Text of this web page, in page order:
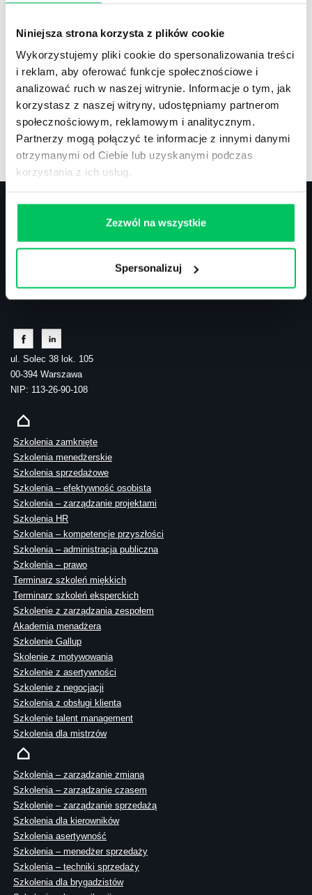
Niniejsza strona korzysta z plików cookie
Wykorzystujemy pliki cookie do spersonalizowania treści
i reklam, aby oferować funkcje społecznościowe i
analizować ruch w naszej witrynie. Informacje o tym, jak
korzystasz z naszej witryny, udostępniamy partnerom
społecznościowym, reklamowym i analitycznym.
Partnerzy mogą połączyć te informacje z innymi danymi
otrzymanymi od Ciebie lub uzyskanymi podczas
korzystania z ich usług.
Zezwól na wszystkie
Spersonalizuj
zawodów.
Artykuły,Artykuły cd.,Prawo
Standardowe informacje z obszaru szkoleń.
Kontakt
tel.: 505 273 550
ul. Solec 38 lok. 105
00-394 Warszawa
NIP: 113-26-90-108
Szkolenia zamknięte
Szkolenia menedżerskie
Szkolenia sprzedażowe
Szkolenia – efektywność osobista
Szkolenia – zarządzanie projektami
Szkolenia HR
Szkolenia – kompetencje przyszłości
Szkolenia – administracja publiczna
Szkolenia – prawo
Terminarz szkoleń miękkich
Terminarz szkoleń eksperckich
Szkolenie z zarządzania zespołem
Akademia menadżera
Szkolenie Gallup
Skolenie z motywowania
Szkolenie z asertywności
Szkolenie z negocjacji
Szkolenia z obsługi klienta
Szkolenie talent management
Szkolenia dla mistrzów
Szkolenia – zarządzanie zmianą
Szkolenia – zarządzanie czasem
Szkolenie – zarządzanie sprzedażą
Szkolenia dla kierowników
Szkolenia asertywność
Szkolenia – menedżer sprzedaży
Szkolenia – techniki sprzedaży
Szkolenia dla brygadzistów